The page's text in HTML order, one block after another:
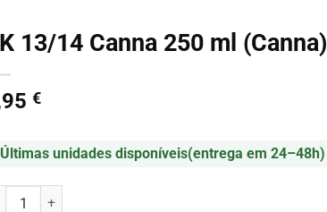
13/14 Canna 250 ml (Canna)
€
Últimas unidades disponíveis(entrega em 24–48h)
de PK 13/14 Canna 250 ml (Canna)